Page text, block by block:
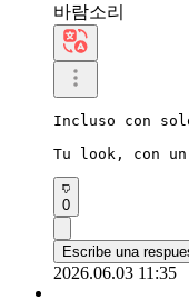
바람소리
Incluso con
Tu look, con
0
Escribe una
2026.06.03 11:35